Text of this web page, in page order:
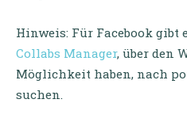
Hinweis: Für Facebook gibt
Collabs Manager, über den
Möglichkeit haben, nach
suchen.